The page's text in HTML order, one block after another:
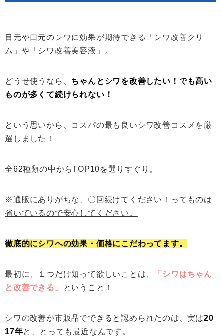
目元や口元のシワに効果が期待できる「シワ改善クリー
ム」や「シワ改善美容液」。
どうせ使うなら、 ちゃんとシワを改善したい！でも高い
ものが多くて続けられない！
という思いから、コスパの最も良いシワ改善コスメを厳
選しました！
全62種類の中からTOP10を選りすぐり。
※通販にありがちな、〇回続けてください！ってものは
省いているので安心してください。
徹底的にシワへの効果・価格にこだわってます。
最初に、１つだけ知って欲しいことは、
「シワはちゃん
と改善できる」
ということ！
シワの改善が市販品でできると認められたのは、実は20
17年と、とっても最近なんです。